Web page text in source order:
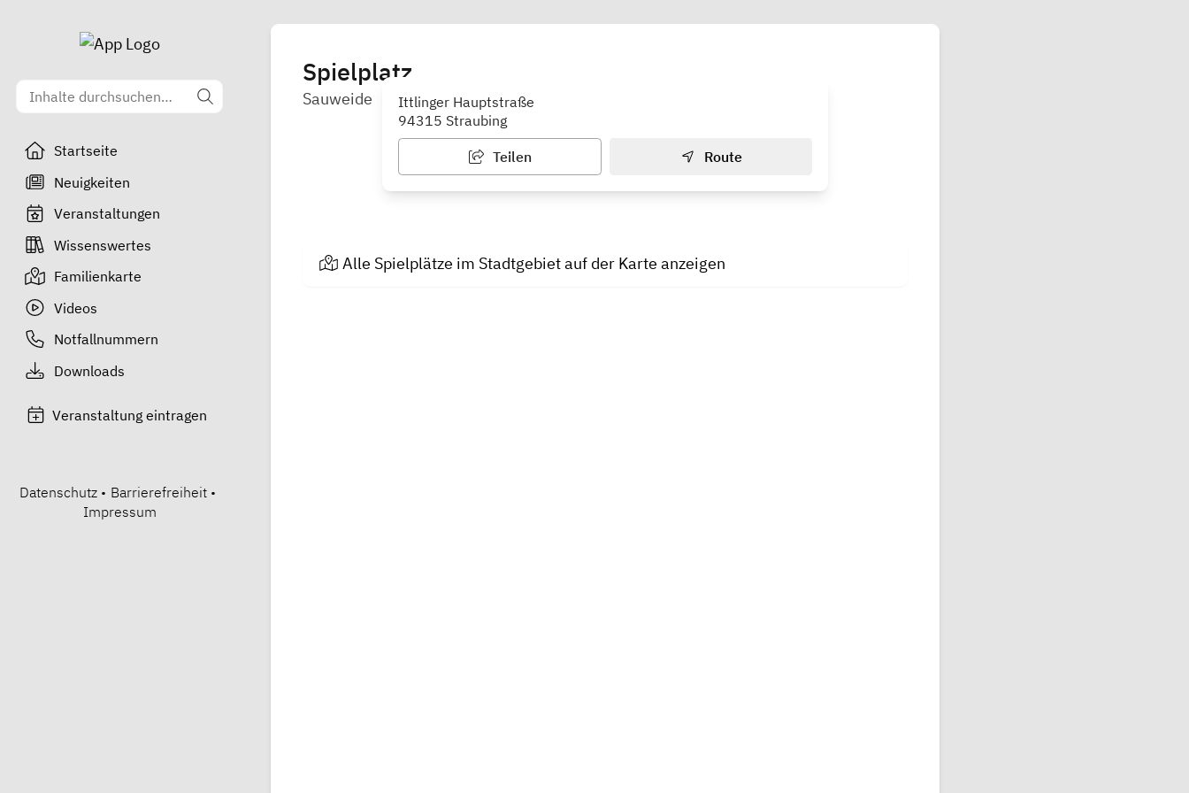
Startseite
Neuigkeiten
Veranstaltungen
Wissenswertes
Familienkarte
Videos
Notfallnummern
Downloads
Veranstaltung eintragen
Datenschutz • Barrierefreiheit •
Impressum
Spielplatz
Sauweide
Ittlinger Hauptstraße
94315 Straubing
Teilen Route
Alle Spielplätze im Stadtgebiet auf der Karte anzeigen